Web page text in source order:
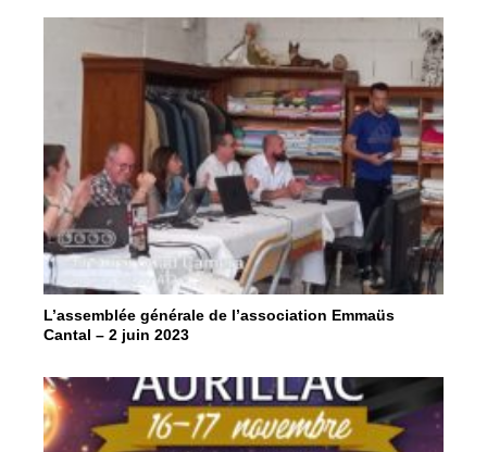
L’assemblée générale de l’association Emmaüs
Cantal – 2 juin 2023